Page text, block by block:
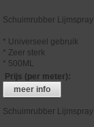
Schuimrubber Lijmspray
* Universeel gebruik
* Zeer sterk
* 500ML
Prijs (per meter):
meer info
Schuimrubber